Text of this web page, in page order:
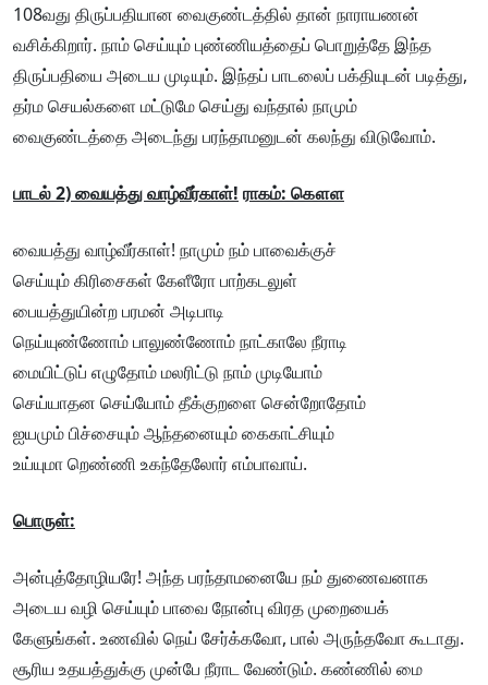
108வது திருப்பதியான வைகுண்டத்தில் தான் நாராயணன்
வசிக்கிறார். நாம் செய்யும் புண்ணியத்தைப் பொறுத்தே இந்த
திருப்பதியை அடைய முடியும். இந்தப் பாடலைப் பக்தியுடன் படித்து,
தர்ம செயல்களை மட்டுமே செய்து வந்தால் நாமும்
வைகுண்டத்தை அடைந்து பரந்தாமனுடன் கலந்து விடுவோம்.
பாடல் 2) வையத்து வாழ்வீர்காள்! ராகம்: கௌள
வையத்து வாழ்வீர்காள்! நாமும் நம் பாவைக்குச்
செய்யும் கிரிசைகள் கேளீரோ பாற்கடலுள்
பையத்துயின்ற பரமன் அடிபாடி
நெய்யுண்ணோம் பாலுண்ணோம் நாட்காலே நீராடி
மையிட்டுப் எழுதோம் மலரிட்டு நாம் முடியோம்
செய்யாதன செய்யோம் தீக்குறளை சென்றோதோம்
ஐயமும் பிச்சையும் ஆந்தனையும் கைகாட்சியும்
உய்யுமா றெண்ணி உகந்தேலோர் எம்பாவாய்.
பொருள்:
அன்புத்தோழியரே! அந்த பரந்தாமனையே நம் துணைவனாக
அடைய வழி செய்யும் பாவை நோன்பு விரத முறையைக்
கேளுங்கள். உணவில் நெய் சேர்க்கவோ, பால் அருந்தவோ கூடாது.
சூரிய உதயத்துக்கு முன்பே நீராட வேண்டும். கண்ணில் மை